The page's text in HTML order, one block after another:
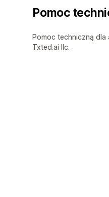
Pomoc
Pomoc techniczną dla
Txted.ai llc.